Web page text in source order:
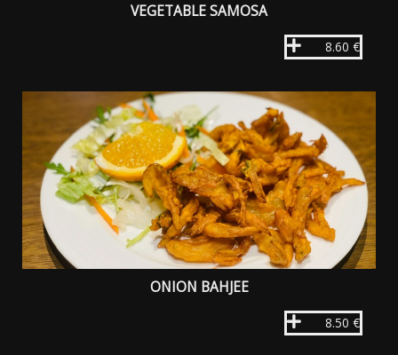
VEGETABLE SAMOSA
8.60 €
ONION BAHJEE
8.50 €